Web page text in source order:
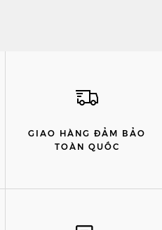
GIAO HÀNG ĐẢM BẢO
TOÀN QUỐC